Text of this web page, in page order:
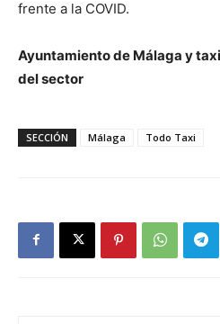
frente a la COVID.
Ayuntamiento de Málaga y
del sector
SECCIÓN Málaga Todo Taxi